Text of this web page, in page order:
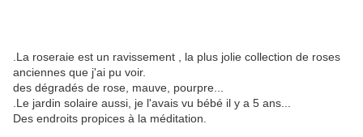
.La roseraie est un ravissement , la plus jolie collection de roses
anciennes que j'ai pu voir.
des dégradés de rose, mauve, pourpre...
.Le jardin solaire aussi, je l'avais vu bébé il y a 5 ans...
Des endroits propices à la méditation.